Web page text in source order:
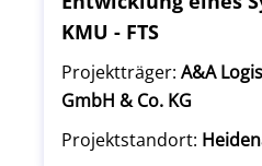
KMU - FTS
Projektträger: A&A
GmbH & Co. KG
Projektstandort: